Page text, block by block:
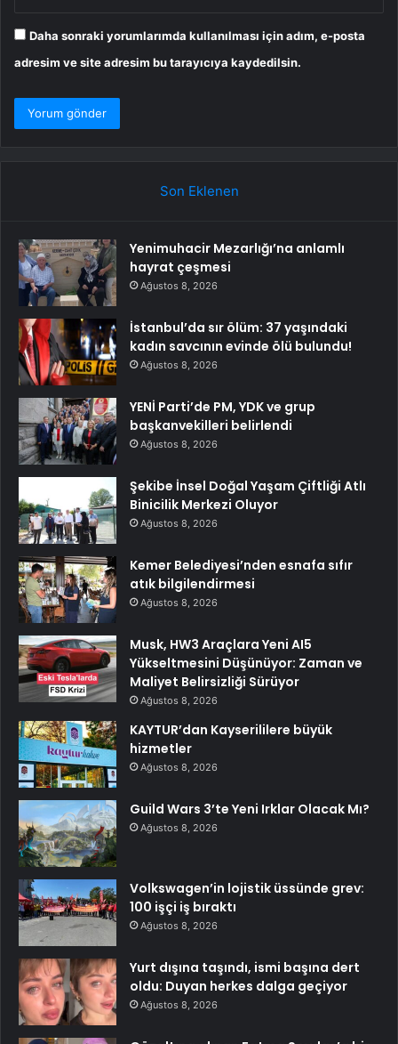
Daha sonraki yorumlarımda kullanılması için adım, e-posta
adresim ve site adresim bu tarayıcıya kaydedilsin.
Son Eklenen
Yenimuhacir Mezarlığı’na anlamlı
hayrat çeşmesi
Ağustos 8, 2026
İstanbul’da sır ölüm: 37 yaşındaki
kadın savcının evinde ölü bulundu!
Ağustos 8, 2026
YENİ Parti’de PM, YDK ve grup
başkanvekilleri belirlendi
Ağustos 8, 2026
Şekibe İnsel Doğal Yaşam Çiftliği Atlı
Binicilik Merkezi Oluyor
Ağustos 8, 2026
Kemer Belediyesi’nden esnafa sıfır
atık bilgilendirmesi
Ağustos 8, 2026
Musk, HW3 Araçlara Yeni AI5
Yükseltmesini Düşünüyor: Zaman ve
Maliyet Belirsizliği Sürüyor
Ağustos 8, 2026
KAYTUR’dan Kayserililere büyük
hizmetler
Ağustos 8, 2026
Guild Wars 3’te Yeni Irklar Olacak Mı?
Ağustos 8, 2026
Volkswagen’in lojistik üssünde grev:
100 işçi iş bıraktı
Ağustos 8, 2026
Yurt dışına taşındı, ismi başına dert
oldu: Duyan herkes dalga geçiyor
Ağustos 8, 2026